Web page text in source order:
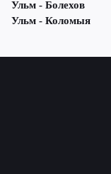
Ульм - Болехов
Ульм - Коломыя